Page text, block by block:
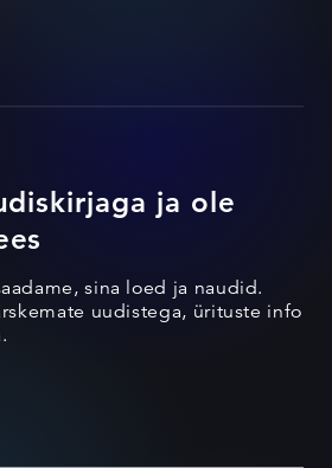
ja ole
sina loed ja naudid.
uudistega, ürituste info